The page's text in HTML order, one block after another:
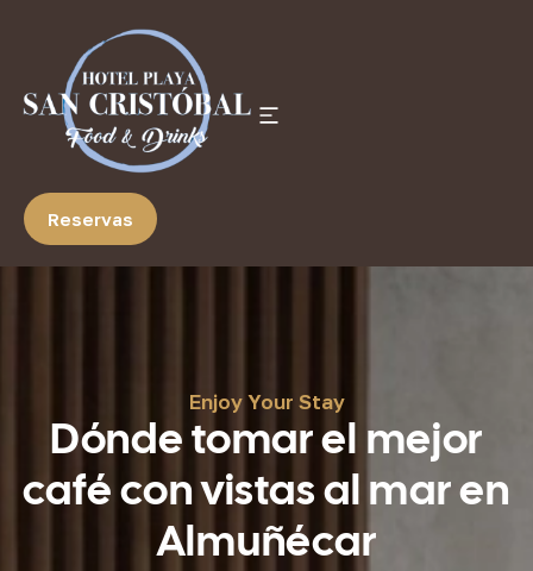
Reservas
Enjoy Your Stay
Dónde tomar el mejor
café con vistas al mar en
Almuñécar